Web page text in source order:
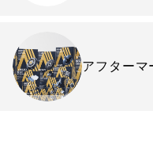
アフターマ